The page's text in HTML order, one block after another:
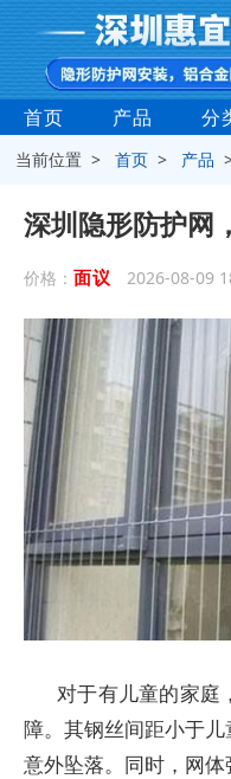
首页 产品 分
当前位置 >首页 > 产品
深圳隐形防护网
价格： 面议 2026-08-09
对于有儿童的家庭
障。其钢丝间距小于
意外坠落。同时，网